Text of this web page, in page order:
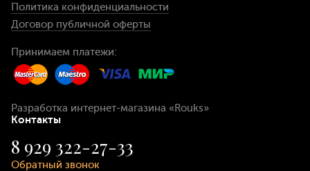
Политика конфиденциальности
Договор публичной оферты
Принимаем платежи:
Разработка интернет-магазина «Rouks»
Контакты
8 929 322-27-33
Обратный звонок